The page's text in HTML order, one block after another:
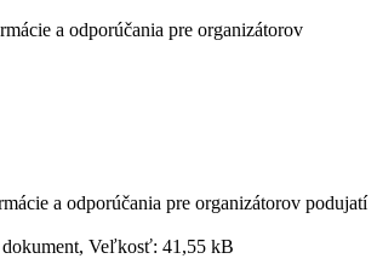
a odporúčania pre organizátorov
a odporúčania pre organizátorov podujatí
Veľkosť: 41,55 kB